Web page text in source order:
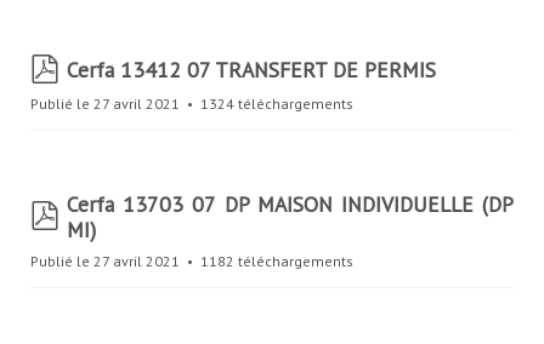
p
f
Cerfa 13412 07 TRANSFERT DE PERMIS
Publié le 27 avril 2021 1324 téléchargements
p
d
f
Cerfa 13703 07 DP MAISON INDIVIDUELLE (DP
MI)
Publié le 27 avril 2021 1182 téléchargements